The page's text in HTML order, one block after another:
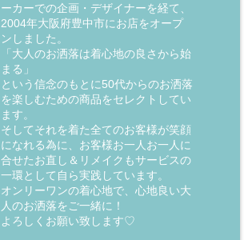
ーカーでの企画・デザイナーを経て、
2004年大阪府豊中市にお店をオープ
ンしました。
「大人のお洒落は着心地の良さから始
まる」
という信念のもとに50代からのお洒落
を楽しむための商品をセレクトしてい
ます。
そしてそれを着た全てのお客様が笑顔
になれる為に、お客様お一人お一人に
合せたお直し＆リメイクもサービスの
一環として自ら実践しています。
オンリーワンの着心地で、心地良い大
人のお洒落をご一緒に！
よろしくお願い致します♡